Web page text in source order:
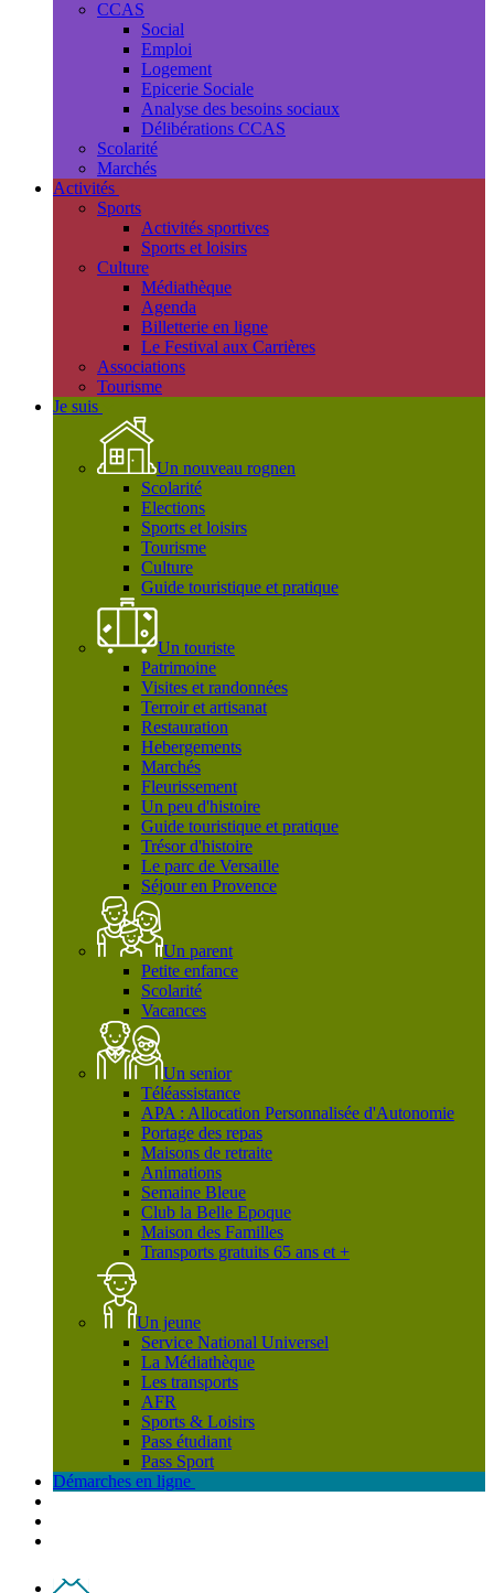
CCAS
Social
Emploi
Logement
Epicerie Sociale
Analyse des besoins sociaux
Délibérations CCAS
Scolarité
Marchés
Activités
Sports
Activités sportives
Sports et loisirs
Culture
Médiathèque
Agenda
Billetterie en ligne
Le Festival aux Carrières
Associations
Tourisme
Je suis
Un nouveau rognen
Scolarité
Elections
Sports et loisirs
Tourisme
Culture
Guide touristique et pratique
Un touriste
Patrimoine
Visites et randonnées
Terroir et artisanat
Restauration
Hebergements
Marchés
Fleurissement
Un peu d'histoire
Guide touristique et pratique
Trésor d'histoire
Le parc de Versaille
Séjour en Provence
Un parent
Petite enfance
Scolarité
Vacances
Un senior
Téléassistance
APA : Allocation Personnalisée d'Autonomie
Portage des repas
Maisons de retraite
Animations
Semaine Bleue
Club la Belle Epoque
Maison des Familles
Transports gratuits 65 ans et +
Un jeune
Service National Universel
La Médiathèque
Les transports
AFR
Sports & Loisirs
Pass étudiant
Pass Sport
Démarches en ligne
Contact